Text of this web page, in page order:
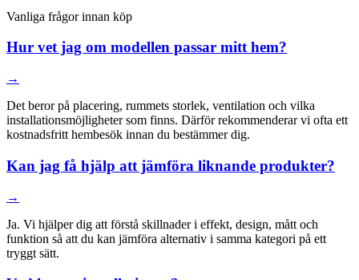
Vanliga frågor innan köp
Hur vet jag om modellen passar mitt hem?
→
Det beror på placering, rummets storlek, ventilation och vilka
installationsmöjligheter som finns. Därför rekommenderar vi ofta ett
kostnadsfritt hembesök innan du bestämmer dig.
Kan jag få hjälp att jämföra liknande produkter?
→
Ja. Vi hjälper dig att förstå skillnader i effekt, design, mått och
funktion så att du kan jämföra alternativ i samma kategori på ett
tryggt sätt.